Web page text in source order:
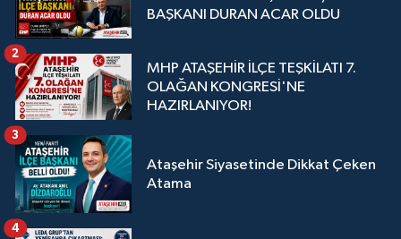
BAŞKANI DURAN ACAR OLDU
MHP ATAŞEHİR İLÇE TEŞKİLATI 7.
OLAĞAN KONGRESİ'NE
HAZIRLANIYOR!
2
Ataşehir Siyasetinde Dikkat Çeken
Atama
3
4